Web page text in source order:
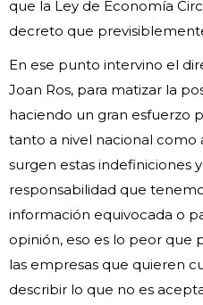
que la Ley de Economía
decreto que
En ese punto intervino el
Joan Ros, para matizar la
haciendo un gran esfuerzo
tanto a nivel nacional como
surgen estas indefiniciones
responsabilidad que
información equivocada o
opinión, eso es lo peor que
las empresas que quieren
describir lo que no es